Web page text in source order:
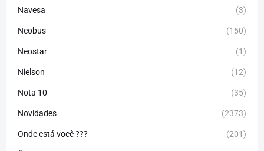
Navesa (3)
Neobus (150)
Neostar (1)
Nielson (12)
Nota 10 (35)
Novidades (2373)
Onde está você ??? (201)